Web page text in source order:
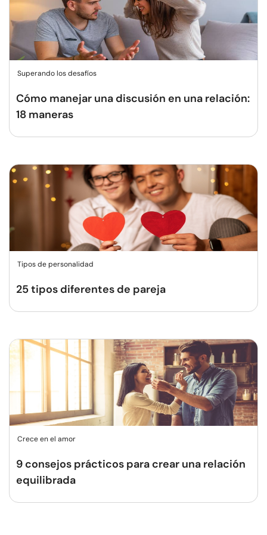
Superando los desafíos
Cómo manejar una discusión en una relación:
18 maneras
Tipos de personalidad
25 tipos diferentes de pareja
Crece en el amor
9 consejos prácticos para crear una relación
equilibrada